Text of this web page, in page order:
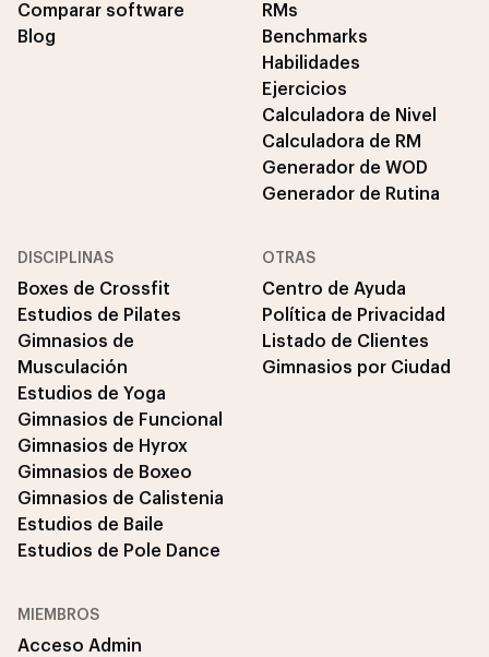
Comparar software
Blog
RMs
Benchmarks
Habilidades
Ejercicios
Calculadora de Nivel
Calculadora de RM
Generador de WOD
Generador de Rutina
DISCIPLINAS
Boxes de Crossfit
Estudios de Pilates
Gimnasios de
Musculación
Estudios de Yoga
Gimnasios de Funcional
Gimnasios de Hyrox
Gimnasios de Boxeo
Gimnasios de Calistenia
Estudios de Baile
Estudios de Pole Dance
OTRAS
Centro de Ayuda
Política de Privacidad
Listado de Clientes
Gimnasios por Ciudad
MIEMBROS
Acceso Admin